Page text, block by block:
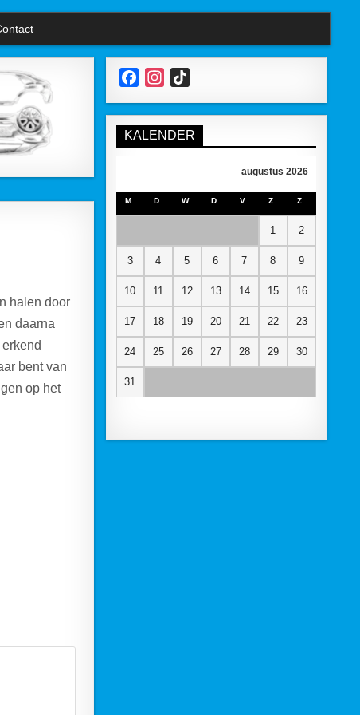
halen door
daarna
bent van
op het
c
e
b
o
s
t
a
r
k
T
o
KALENDER
augustus 2026
M D W D V Z Z
1 2
3 4 5 6 7 8 9
10 11 12 13 14 15 16
17 18 19 20 21 22 23
24 25 26 27 28 29 30
31